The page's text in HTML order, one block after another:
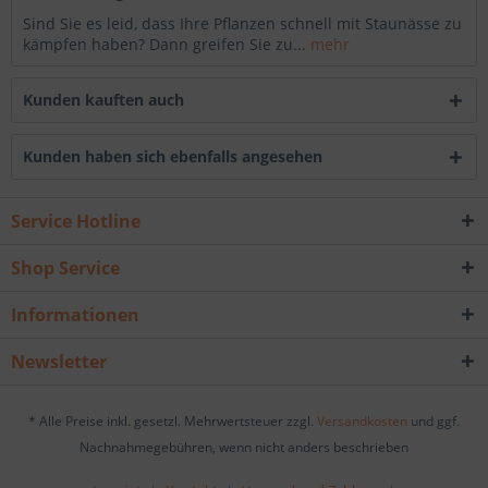
Sind Sie es leid, dass Ihre Pflanzen schnell mit Staunässe zu
kämpfen haben? Dann greifen Sie zu... mehr
Kunden kauften auch
Kunden haben sich ebenfalls angesehen
Service Hotline
Shop Service
Informationen
Newsletter
* Alle Preise inkl. gesetzl. Mehrwertsteuer zzgl. Versandkosten und ggf.
Nachnahmegebühren, wenn nicht anders beschrieben